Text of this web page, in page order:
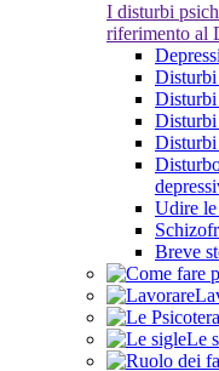
I disturbi
riferimento al
Disturbi
Disturbi
Udire
Breve
Le